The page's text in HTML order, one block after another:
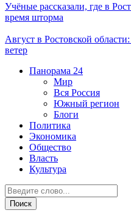
Учёные рассказали, где в
время шторма
Август в Ростовской
ветер
Панорама 24
Мир
Вся Россия
Южный регион
Блоги
Политика
Экономика
Общество
Власть
Культура